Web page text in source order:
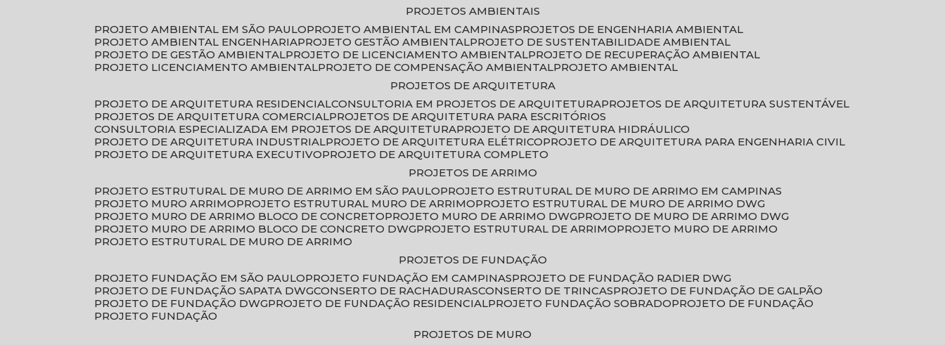
PROJETOS AMBIENTAIS
PROJETO AMBIENTAL EM SÃO PAULO
PROJETO AMBIENTAL EM CAMPINAS
PROJETOS DE ENGENHARIA AMBIENTAL
PROJETO AMBIENTAL ENGENHARIA
PROJETO GESTÃO AMBIENTAL
PROJETO DE SUSTENTABILIDADE AMBIENTAL
PROJETO DE GESTÃO AMBIENTAL
PROJETO DE LICENCIAMENTO AMBIENTAL
PROJETO DE RECUPERAÇÃO AMBIENTAL
PROJETO LICENCIAMENTO AMBIENTAL
PROJETO DE COMPENSAÇÃO AMBIENTAL
PROJETO AMBIENTAL
PROJETOS DE ARQUITETURA
PROJETO DE ARQUITETURA RESIDENCIAL CONSULTORIA EM PROJETOS DE ARQUITETURA
PROJETOS DE ARQUITETURA SUSTENTÁVEL
PROJETOS DE ARQUITETURA COMERCIAL
PROJETOS DE ARQUITETURA PARA ESCRITÓRIOS
CONSULTORIA ESPECIALIZADA EM PROJETOS DE ARQUITETURA
PROJETO DE ARQUITETURA HIDRÁULICO
PROJETO DE ARQUITETURA INDUSTRIAL
PROJETO DE ARQUITETURA ELÉTRICO
PROJETO DE ARQUITETURA PARA ENGENHARIA CIVIL
PROJETO DE ARQUITETURA EXECUTIVO
PROJETO DE ARQUITETURA COMPLETO
PROJETOS DE ARRIMO
PROJETO ESTRUTURAL DE MURO DE ARRIMO EM SÃO PAULO
PROJETO ESTRUTURAL DE MURO DE ARRIMO EM CAMPINAS
PROJETO MURO ARRIMO
PROJETO ESTRUTURAL MURO DE ARRIMO
PROJETO ESTRUTURAL DE MURO DE ARRIMO DWG
PROJETO MURO DE ARRIMO BLOCO DE CONCRETO
PROJETO MURO DE ARRIMO DWG
PROJETO DE MURO DE ARRIMO DWG
PROJETO MURO DE ARRIMO BLOCO DE CONCRETO DWG
PROJETO ESTRUTURAL DE ARRIMO
PROJETO MURO DE ARRIMO
PROJETO ESTRUTURAL DE MURO DE ARRIMO
PROJETOS DE FUNDAÇÃO
PROJETO FUNDAÇÃO EM SÃO PAULO
PROJETO FUNDAÇÃO EM CAMPINAS
PROJETO DE FUNDAÇÃO RADIER DWG
PROJETO DE FUNDAÇÃO SAPATA DWG CONSERTO DE RACHADURAS CONSERTO DE TRINCAS
PROJETO DE FUNDAÇÃO DE GALPÃO
PROJETO DE FUNDAÇÃO DWG
PROJETO DE FUNDAÇÃO RESIDENCIAL PROJETO FUNDAÇÃO SOBRADO
PROJETO DE FUNDAÇÃO
PROJETO FUNDAÇÃO
PROJETOS DE MURO